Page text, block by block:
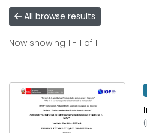
All browse results
Now showing 1 - 1 of 1
(